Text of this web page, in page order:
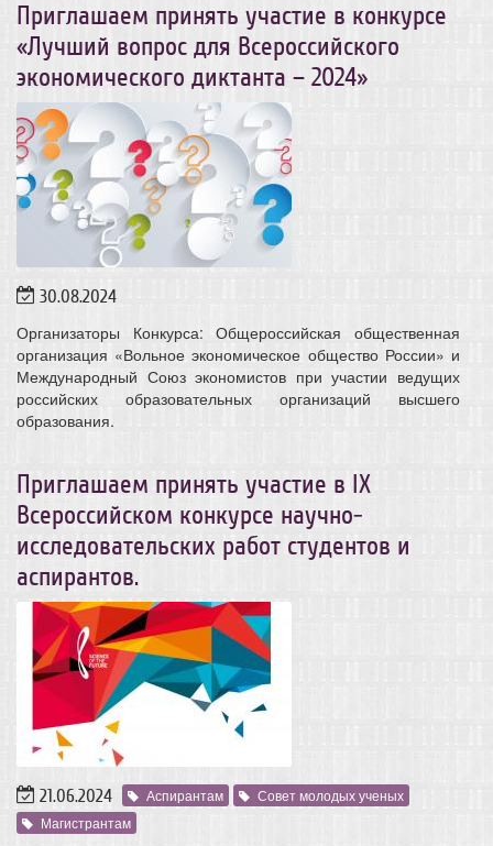
Приглашаем принять участие в конкурсе
«Лучший вопрос для Всероссийского
экономического диктанта – 2024»
30.08.2024
Организаторы Конкурса: Общероссийская общественная
организация «Вольное экономическое общество России» и
Международный Союз экономистов при участии ведущих
российских образовательных организаций высшего
образования.
Приглашаем принять участие в IX
Всероссийском конкурсе научно-
исследовательских работ студентов и
аспирантов.
21.06.2024 Аспирантам
Совет молодых ученых
Магистрантам